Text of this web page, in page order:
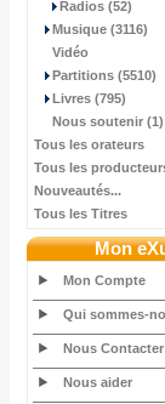
Radios (52)
Musique (3116)
Vidéo
Partitions (5510)
Livres (795)
Nous soutenir (1)
Tous les orateurs
Tous les
Nouveautés...
Tous les Titres
Mon
Mon Compte
Qui sommes-
Nous Contacter
Nous aider